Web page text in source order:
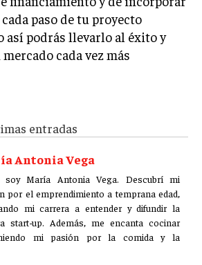
paso de tu proyecto
así podrás llevarlo al éxito y
cada vez más
entradas
Antonia Vega
soy María Antonia Vega. Descubrí mi
por el emprendimiento a temprana edad,
mi carrera a entender y difundir la
start-up. Además, me encanta cocinar
mi pasión por la comida y la